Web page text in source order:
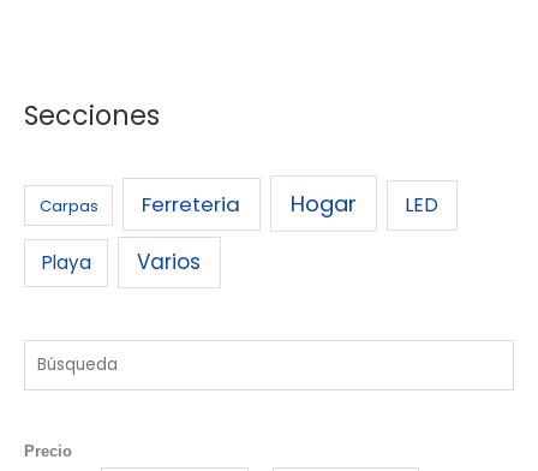
Secciones
Carpas Ferreteria Hogar LED
Playa Varios
Precio